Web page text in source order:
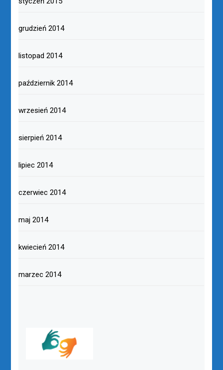
grudzień 2014
listopad 2014
październik 2014
wrzesień 2014
sierpień 2014
lipiec 2014
czerwiec 2014
maj 2014
kwiecień 2014
marzec 2014